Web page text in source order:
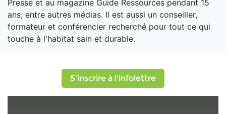
Presse et au magazine Guide Ressources pendant 15
ans, entre autres médias. Il est aussi un conseiller,
formateur et conférencier recherché pour tout ce qui
touche à l'habitat sain et durable.
S'inscrire à l'infolettre